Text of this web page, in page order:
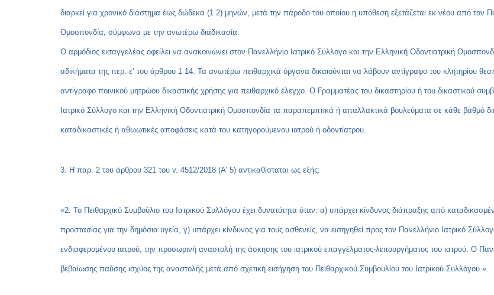
διαρκεί για χρονικό διάστημα έως δώδεκα (1 2) μηνών, μετά την πάροδο του οποίου η υπόθεση εξετάζεται εκ νέου από τον
Ομοσπονδία, σύμφωνα με την ανωτέρω διαδικασία.
Ο αρμόδιος εισαγγελέας οφείλει να ανακοινώνει στον Πανελλήνιο Ιατρικό Σύλλογο και την Ελληνική Οδοντιατρική
αδικήματα της περ. ε’ του άρθρου 1 14. Τα ανωτέρω πειθαρχικά όργανα δικαιούνται να λάβουν αντίγραφο του κλητηρίου
αντίγραφο ποινικού μητρώου δικαστικής χρήσης για πειθαρχικό έλεγχο. Ο Γραμματέας του δικαστηρίου ή του δικαστικού
Ιατρικό Σύλλογο και την Ελληνική Οδοντιατρική Ομοσπονδία τα παραπεμπτικά ή απαλλακτικά βουλεύματα σε κάθε βαθμό
καταδικαστικές ή αθωωτικές αποφάσεις κατά του κατηγορούμενου ιατρού ή οδοντίατρου.
3. Η παρ. 2 του άρθρου 321 του v. 4512/2018 (Α’ 5) αντικαθίσταται ως εξής:
«2. Το Πειθαρχικό Συμβούλιο του Ιατρικού Συλλόγου έχει δυνατότητα όταν: α) υπάρχει κίνδυνος διάπραξης από
προστασίας για την δημόσια υγεία, γ) υπάρχει κίνδυνος για τους ασθενείς, να εισηγηθεί προς τον Πανελλήνιο Ιατρικό
ενδιαφερομένου ιατρού, την προσωρινή αναστολή της άσκησης του ιατρικού επαγγέλματος-λειτουργήματος του ιατρού. Ο
βεβαίωσης παύσης ισχύος της αναστολής μετά από σχετική εισήγηση του Πειθαρχικού Συμβουλίου του Ιατρικού Συλλόγου.».